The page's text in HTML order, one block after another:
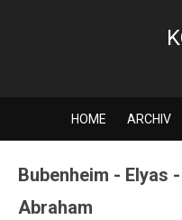
HOME ARCHIV
Bubenheim - Elyas
Abraham